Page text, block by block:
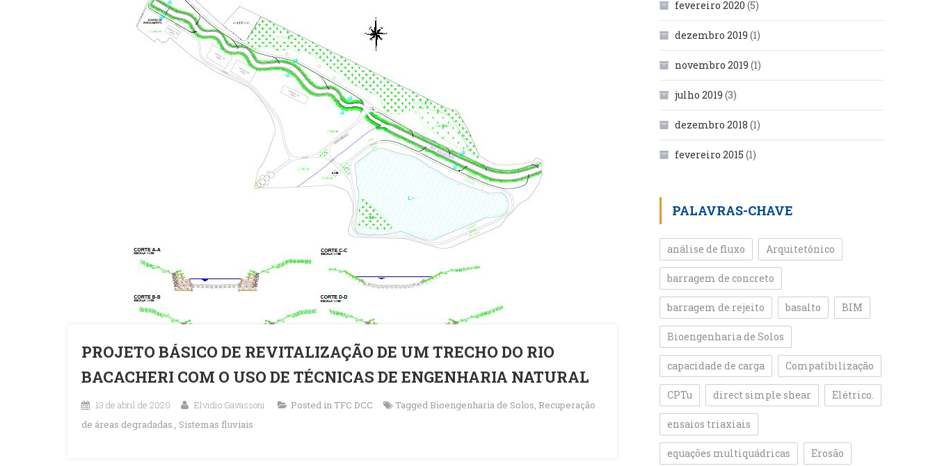
PROJETO BÁSICO DE REVITALIZAÇÃO DE UM TRECHO DO RIO
BACACHERI COM O USO DE TÉCNICAS DE ENGENHARIA NATURAL
13 de abril de 2020 Elvidio Gavassoni Posted in TFC DCC Tagged Bioengenharia de Solos, Recuperação
de áreas degradadas., Sistemas fluviais
fevereiro 2020 (5)
dezembro 2019 (1)
novembro 2019 (1)
julho 2019 (3)
dezembro 2018 (1)
fevereiro 2015 (1)
PALAVRAS-CHAVE
análise de fluxo Arquitetônico
barragem de concreto
barragem de rejeito basalto BIM
Bioengenharia de Solos
capacidade de carga Compatibilização
CPTu direct simple shear Elétrico.
ensaios triaxiais
equações multiquádricas Erosão